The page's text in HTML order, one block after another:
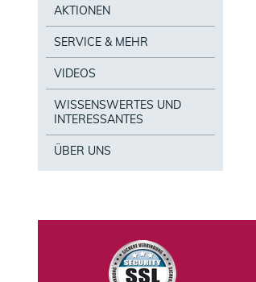
AKTIONEN
SERVICE & MEHR
VIDEOS
WISSENSWERTES UND
INTERESSANTES
ÜBER UNS